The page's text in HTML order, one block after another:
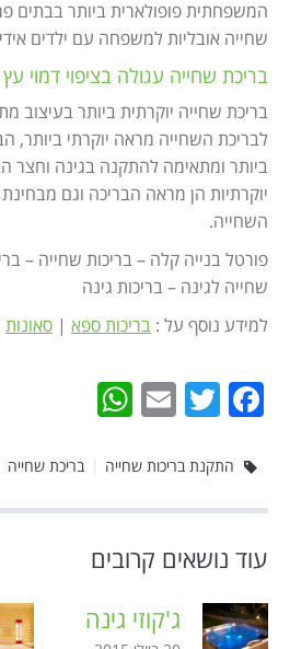
המשפחתית פופולארית ביותר בבתים
שחייה אובליות למשפחה עם ילדים
בריכת שחייה עגולה בציפוי דמוי עץ
בריכת שחייה יוקרתית ביותר בעיצוב
לבריכת השחייה מראה יוקרתי ביותר,
ביותר ומתאימה להתקנה בגינה וחצר
יוקרתיות הן מראה הבריכה וגם מבחינת
השחייה.
פורטל בנייה קלה – בריכות שחייה –
שחייה לגינה – בריכות גינה
למידע נוסף על : בריכות ספא סאונות
Facebook
Twitter
Email
בריכת שחייה התקנת בריכות שחייה
עוד נושאים קרובים
ג'קוזי גינה